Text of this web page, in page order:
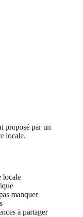
proposé par un
locale.
locale
manquer
à partager